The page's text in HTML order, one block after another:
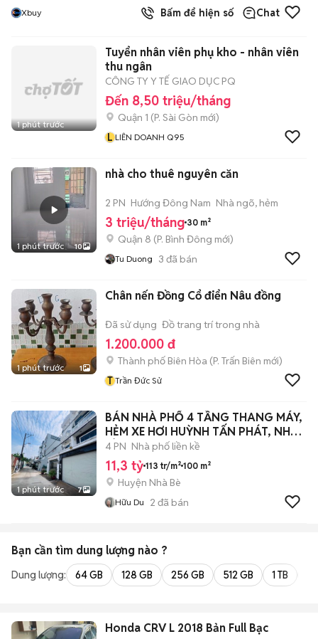
Xbuy Bấm để hiện số Chat
1 phút trước
Tuyển nhân viên phụ kho - nhân viên
thu ngân
CÔNG TY Y TẾ GIAO DỤC PQ
Đến 8,50 triệu/tháng
Quận 1 (P. Sài Gòn mới)
L LIÊN DOANH Q95
1 phút trước 10
nhà cho thuê nguyên căn
2 PN Hướng Đông Nam Nhà ngõ, hẻm
3 triệu/tháng 30 m²
Quận 8 (P. Bình Đông mới)
Tu Duong 3 đã bán
1 phút trước 1
Chân nến Đồng Cổ điển Nâu đồng
Đã sử dụng Đồ trang trí trong nhà
1.200.000 đ
Thành phố Biên Hòa (P. Trấn Biên mới)
T Trần Đức Sử
1 phút trước 7
BÁN NHÀ PHỐ 4 TẦNG THANG MÁY,
HẺM XE HƠI HUỲNH TẤN PHÁT, NHÀ
BÈ 5X20M
4 PN Nhà phố liền kề
11,3 tỷ 113 tr/m² 100 m²
Huyện Nhà Bè
Hữu Du 2 đã bán
Bạn cần tìm dung lượng nào ?
Dung lượng: 64 GB 128 GB 256 GB 512 GB 1 TB
Honda CRV L 2018 Bản Full Bạc